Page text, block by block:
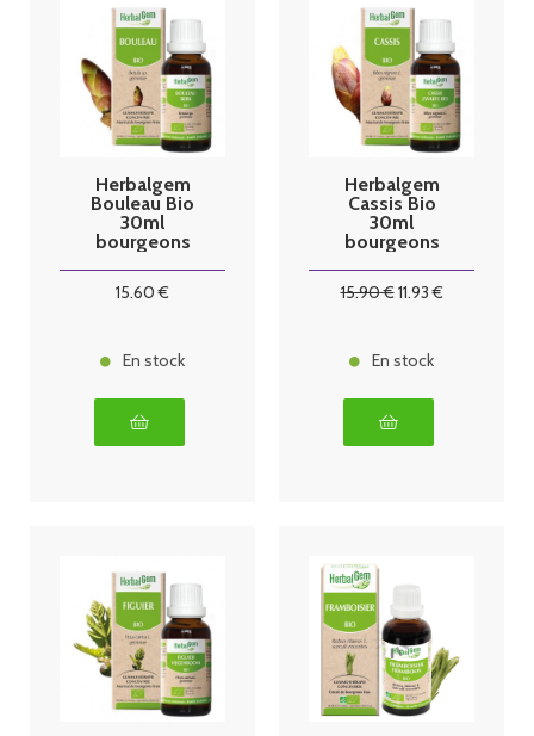
Herbalgem
Bouleau Bio
30ml
bourgeons
15.60 €
En stock
Herbalgem
Cassis Bio
30ml
bourgeons
15.90€11.93€
En stock